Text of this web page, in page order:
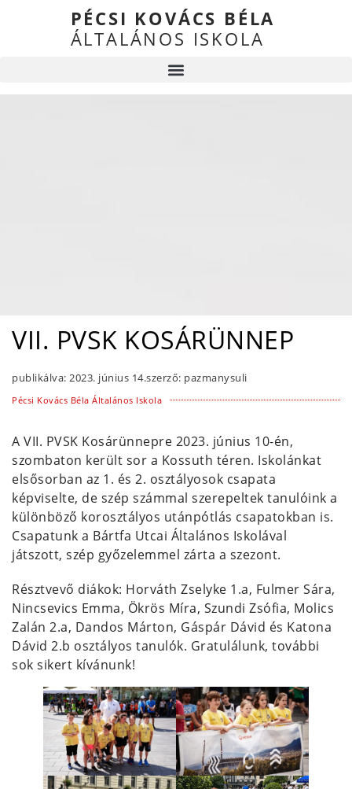
PÉCSI KOVÁCS BÉLA
ÁLTALÁNOS ISKOLA
VII. PVSK KOSÁRÜNNEP
publikálva: 2023. június 14.szerző: pazmanysuli
Pécsi Kovács Béla Általános Iskola
A VII. PVSK Kosárünnepre 2023. június 10-én,
szombaton került sor a Kossuth téren. Iskolánkat
elsősorban az 1. és 2. osztályosok csapata
képviselte, de szép számmal szerepeltek tanulóink a
különböző korosztályos utánpótlás csapatokban is.
Csapatunk a Bártfa Utcai Általános Iskolával
játszott, szép győzelemmel zárta a szezont.
Résztvevő diákok: Horváth Zselyke 1.a, Fulmer Sára,
Nincsevics Emma, Ökrös Míra, Szundi Zsófia, Molics
Zalán 2.a, Dandos Márton, Gáspár Dávid és Katona
Dávid 2.b osztályos tanulók. Gratulálunk, további
sok sikert kívánunk!